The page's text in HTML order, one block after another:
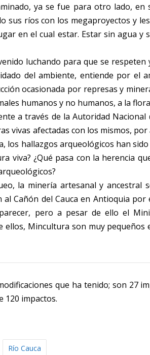
ya se fue para otro lado, en
sus ríos con los megaproyectos y
en el cual estar. Estar sin agua y
luchando para que se respeten
del ambiente, entiende por el
ocasionada por represas y
humanos y no humanos, a la
a través de la Autoridad Nacional
vivas afectadas con los mismos,
hallazgos arqueológicos han
viva? ¿Qué pasa con la herencia
la minería artesanal y ancestral
Cañón del Cauca en Antioquia por
pero a pesar de ello el
ellos, Mincultura son muy pequeños
que ha tenido; son 27
120 impactos.
Río Cauca